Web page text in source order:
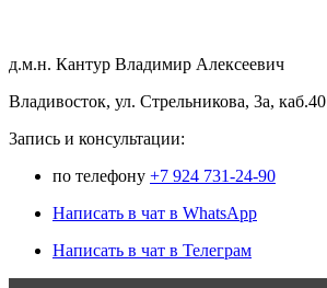
д.м.н. Кантур Владимир Алексеевич
Владивосток, ул. Стрельникова, 3а, каб.40
3апись и консультации:
по телефону +7 924 731-24-90
Написать в чат в WhatsApp
Написать в чат в Телеграм